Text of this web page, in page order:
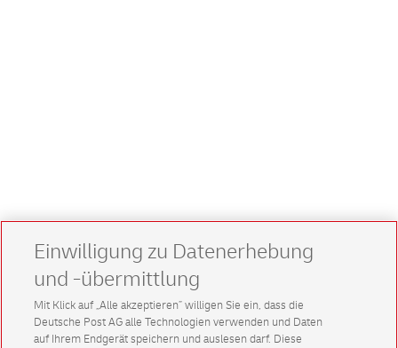
Einwilligung zu Datenerhebung
und -übermittlung
Mit Klick auf „Alle akzeptieren” willigen Sie ein, dass die
Deutsche Post AG alle Technologien verwenden und Daten
auf Ihrem Endgerät speichern und auslesen darf. Diese